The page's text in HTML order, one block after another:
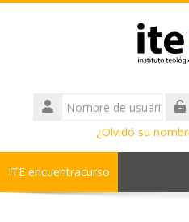
Nombre
de
¿Olvidó su
ITE encuentracurso